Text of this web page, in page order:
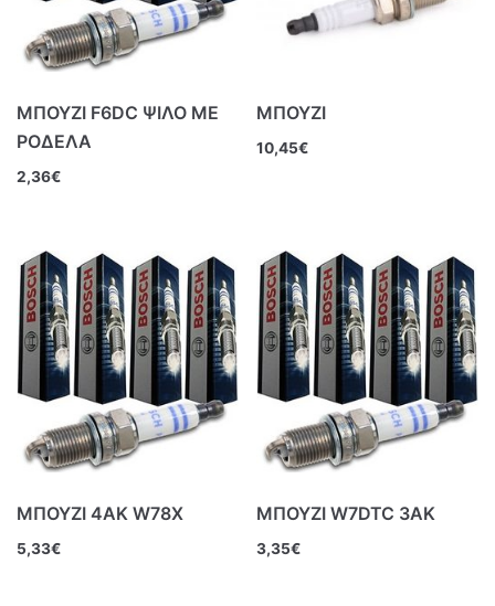
ΜΠΟΥΖΙ F6DC ΨΙΛΟ ΜΕ
ΡΟΔΕΛΑ
2,36€
ΜΠΟΥΖΙ
10,45€
ΜΠΟΥΖΙ 4ΑΚ W78X
5,33€
ΜΠΟΥΖΙ W7DTC 3ΑΚ
3,35€